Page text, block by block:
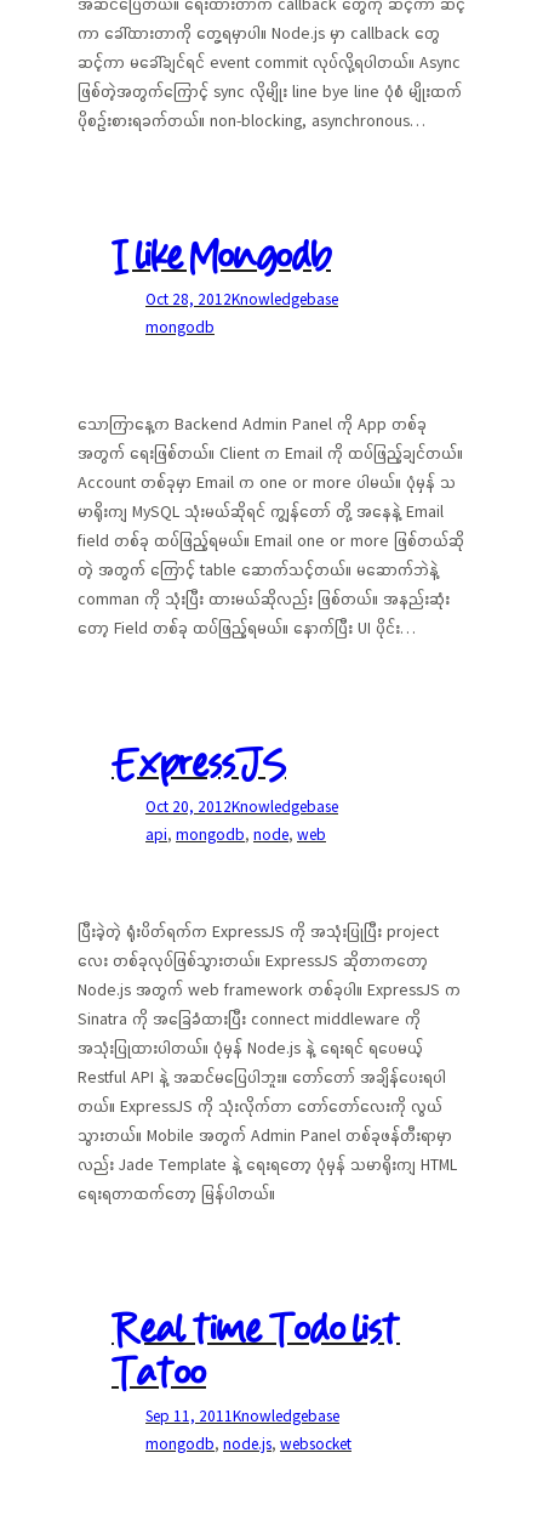
ကာ ခေါ်ထားတာကို တွေ့ရမှာပါ။ Node.js မှာ callback တွေ
ဆင့်ကာ မခေါ်ချင်ရင် event commit လုပ်လို့ရပါတယ်။ Async
ဖြစ်တဲ့အတွက်ကြောင့် sync လိုမျိုး line bye line ပုံစံ မျိုးထက်
ပိုစဉ်းစားရခက်တယ်။ non-blocking, asynchronous…
I like Mongodb
Oct 28, 2012Knowledgebase
mongodb
သောကြာနေ့က Backend Admin Panel ကို App တစ်ခု
အတွက် ရေးဖြစ်တယ်။ Client က Email ကို ထပ်ဖြည့်ချင်တယ်။
Account တစ်ခုမှာ Email က one or more ပါမယ်။ ပုံမှန် သ
မာရိုးကျ MySQL သုံးမယ်ဆိုရင် ကျွန်တော် တို့ အနေနဲ့ Email
field တစ်ခု ထပ်ဖြည့်ရမယ်။ Email one or more ဖြစ်တယ်ဆို
တဲ့ အတွက် ကြောင့် table ဆောက်သင့်တယ်။ မဆောက်ဘဲနဲ့
comman ကို သုံးပြီး ထားမယ်ဆိုလည်း ဖြစ်တယ်။ အနည်းဆုံး
တော့ Field တစ်ခု ထပ်ဖြည့်ရမယ်။ နောက်ပြီး UI ပိုင်း…
ExpressJS
Oct 20, 2012Knowledgebase
api, mongodb, node, web
ပြီးခဲ့တဲ့ ရုံးပိတ်ရက်က ExpressJS ကို အသုံးပြုပြီး project
လေး တစ်ခုလုပ်ဖြစ်သွားတယ်။ ExpressJS ဆိုတာကတော့
Node.js အတွက် web framework တစ်ခုပါ။ ExpressJS က
Sinatra ကို အခြေခံထားပြီး connect middleware ကို
အသုံးပြုထားပါတယ်။ ပုံမှန် Node.js နဲ့ ရေးရင် ရပေမယ့်
Restful API နဲ့ အဆင်မပြေပါဘူး။ တော်တော် အချိန်ပေးရပါ
တယ်။ ExpressJS ကို သုံးလိုက်တာ တော်တော်လေးကို လွယ်
သွားတယ်။ Mobile အတွက် Admin Panel တစ်ခုဖန်တီးရာမှာ
လည်း Jade Template နဲ့ ရေးရတော့ ပုံမှန် သမာရိုးကျ HTML
ရေးရတာထက်တော့ မြန်ပါတယ်။
Real time Todo list
Tatoo
Sep 11, 2011Knowledgebase
mongodb, node.js, websocket